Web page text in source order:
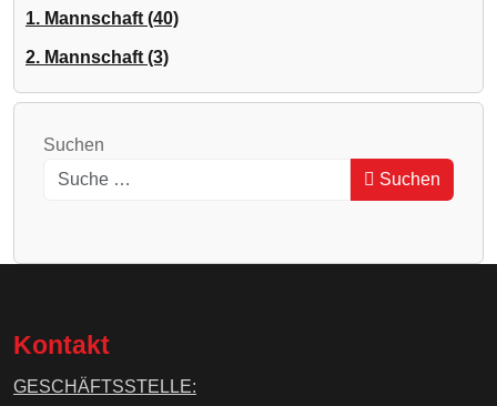
1. Mannschaft (40)
2. Mannschaft (3)
Suchen
Suchen
Kontakt
GESCHÄFTSSTELLE: